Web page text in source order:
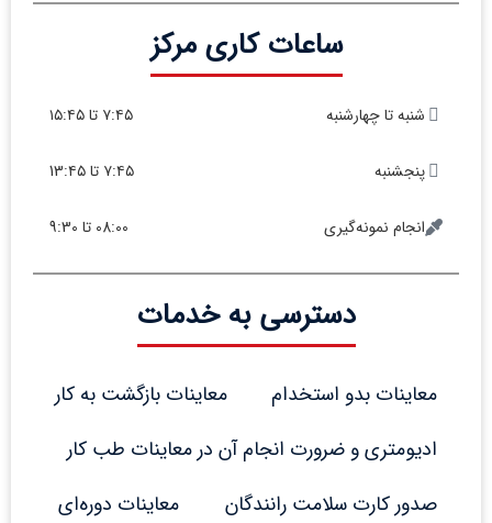
ساعات کاری مرکز
شنبه تا چهارشنبه ۷:۴۵ تا ۱۵:۴۵
پنجشنبه ۷:۴۵ تا 13:۴۵
انجام نمونه‌گیری 08:00 تا 9:30
دسترسی به خدمات
معاینات بدو استخدام
معاینات بازگشت به کار
ادیومتری و ضرورت انجام آن در معاینات طب کار
صدور کارت سلامت رانندگان
معاینات دوره‌ای